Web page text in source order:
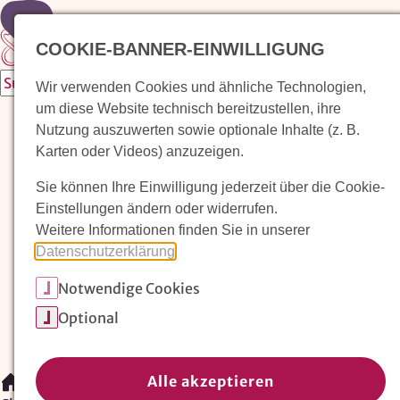
Zur Startseite
Waldorfkindergarten finden
Pädagogischer Ansatz
Arbeit im Waldorfkindergarten
Unser Verein
Magazin: Erziehungskunst frühe Kindheit
Waldorfkindergarten finden/
COOKIE-BANNER-EINWILLIGUNG
Wir verwenden Cookies und ähnliche Technologien,
um diese Website technisch bereitzustellen, ihre
Nutzung auszuwerten sowie optionale Inhalte (z. B.
Karten oder Videos) anzuzeigen.
Sie können Ihre Einwilligung jederzeit über die Cookie-
Einstellungen ändern oder widerrufen.
Weitere Informationen finden Sie in unserer
Datenschutzerklärung
Notwendige Cookies
Optional
Alle akzeptieren